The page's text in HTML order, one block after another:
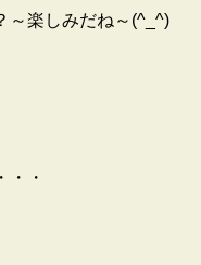
～楽しみだね～(^_^)
・・